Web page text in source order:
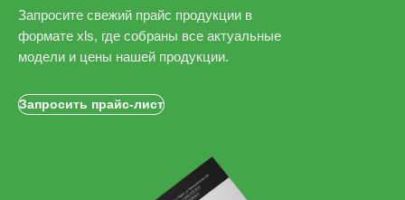
Запросите свежий прайс продукции в
формате xls, где собраны все актуальные
модели и цены нашей продукции.
Запросить прайс-лист